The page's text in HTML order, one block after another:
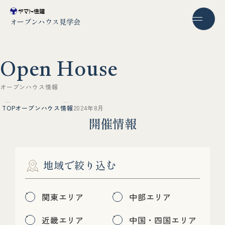
オープンハウス見学会
Open House
オー プンハ ウ ス情報
TOPオープンハウス情報2024年8月
開催情報
地域で絞り込む
関東エリア
中部エリア
近畿エリア
中国・四国エリア